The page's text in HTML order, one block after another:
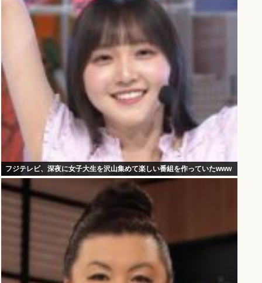
フジテレビ、深夜に女子大生を沢山集めて楽しい番組を作っていたwww